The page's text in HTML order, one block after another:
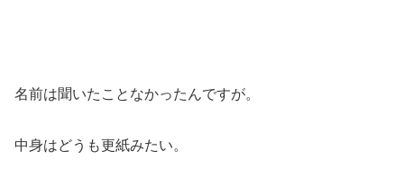
名前は聞いたことなかったんですが。
中身はどうも更紙みたい。